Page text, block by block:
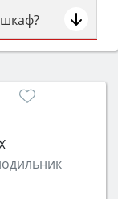
или
семьи,
A и нужные